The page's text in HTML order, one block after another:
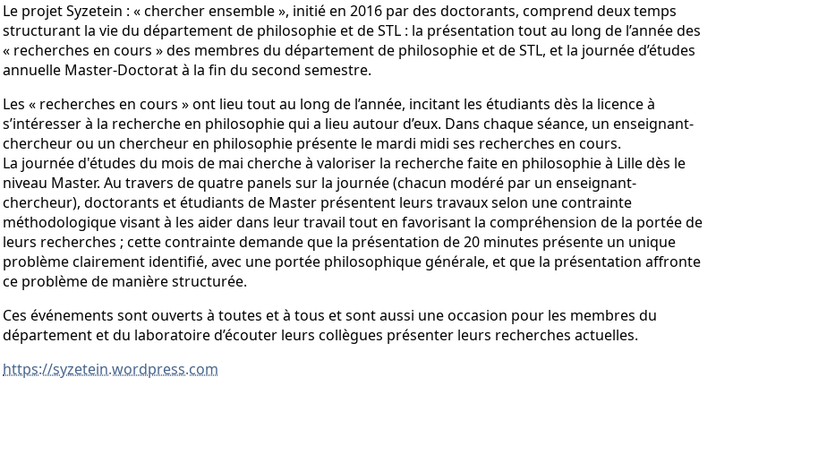
Le projet Syzetein : « chercher ensemble », initié en 2016 par des doctorants, comprend deux temps
structurant la vie du département de philosophie et de STL : la présentation tout au long de l’année des
« recherches en cours » des membres du département de philosophie et de STL, et la journée d’études
annuelle Master-Doctorat à la fin du second semestre.
Les « recherches en cours » ont lieu tout au long de l’année, incitant les étudiants dès la licence à
s’intéresser à la recherche en philosophie qui a lieu autour d’eux. Dans chaque séance, un enseignant-
chercheur ou un chercheur en philosophie présente le mardi midi ses recherches en cours.
La journée d'études du mois de mai cherche à valoriser la recherche faite en philosophie à Lille dès le
niveau Master. Au travers de quatre panels sur la journée (chacun modéré par un enseignant-
chercheur), doctorants et étudiants de Master présentent leurs travaux selon une contrainte
méthodologique visant à les aider dans leur travail tout en favorisant la compréhension de la portée de
leurs recherches ; cette contrainte demande que la présentation de 20 minutes présente un unique
problème clairement identifié, avec une portée philosophique générale, et que la présentation affronte
ce problème de manière structurée.
Ces événements sont ouverts à toutes et à tous et sont aussi une occasion pour les membres du
département et du laboratoire d’écouter leurs collègues présenter leurs recherches actuelles.
https://syzetein.wordpress.com